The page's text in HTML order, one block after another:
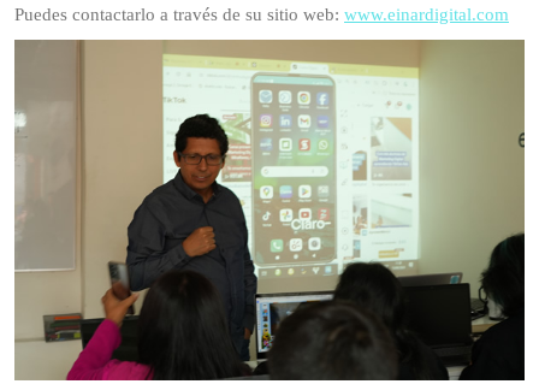
Puedes contactarlo a través de su sitio web: www.einardigital.com